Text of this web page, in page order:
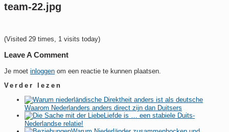
team-22.jpg
(Visited 29 times, 1 visits today)
Leave A Comment
Je moet inloggen om een reactie te kunnen plaatsen.
Verder lezen
Waarom Nederlanders anders direct zijn dan Duitsers
Liefde is … een stabiele Duits-
Nederlandse relatie!